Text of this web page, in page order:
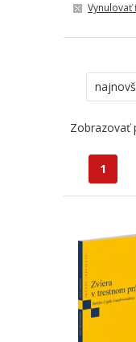
Vynulovať
Zobrazovať
1